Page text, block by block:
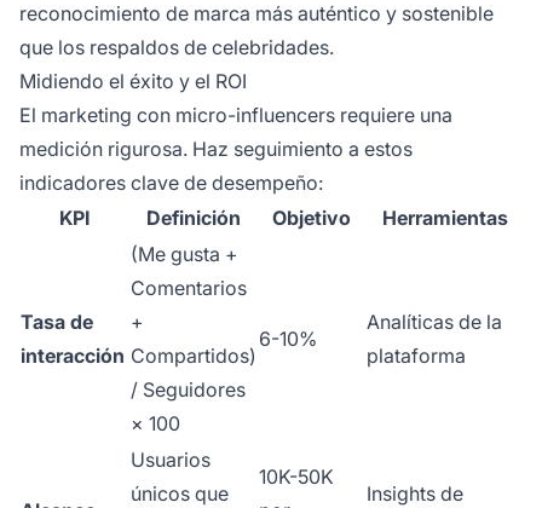
reconocimiento de marca más auténtico y sostenible
que los respaldos de celebridades.
Midiendo el éxito y el ROI
El marketing con micro-influencers requiere una
medición rigurosa. Haz seguimiento a estos
indicadores clave de desempeño:
KPI
Definición Objetivo Herramientas
Tasa de
interacción
(Me gusta +
Comentarios
+
Compartidos)
/ Seguidores
× 100
6-10%
Analíticas de la
plataforma
Usuarios
únicos que
10K-50K
Insights de